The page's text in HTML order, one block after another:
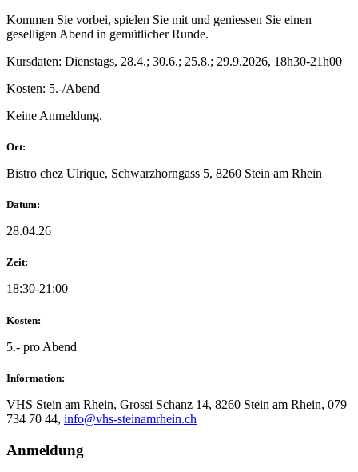
Kommen Sie vorbei, spielen Sie mit und geniessen Sie einen
geselligen Abend in gemütlicher Runde.
Kursdaten: Dienstags, 28.4.; 30.6.; 25.8.; 29.9.2026, 18h30-21h00
Kosten: 5.-/Abend
Keine Anmeldung.
Ort:
Bistro chez Ulrique, Schwarzhorngass 5, 8260 Stein am Rhein
Datum:
28.04.26
Zeit:
18:30-21:00
Kosten:
5.- pro Abend
Information:
VHS Stein am Rhein, Grossi Schanz 14, 8260 Stein am Rhein, 079
734 70 44, info@vhs-steinamrhein.ch
Anmeldung